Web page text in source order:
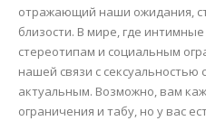
отражающий наши ожидания,
близости. В мире, где
стереотипам и социальным
нашей связи с сексуальностью
актуальным. Возможно, вам
ограничения и табу, но у вас